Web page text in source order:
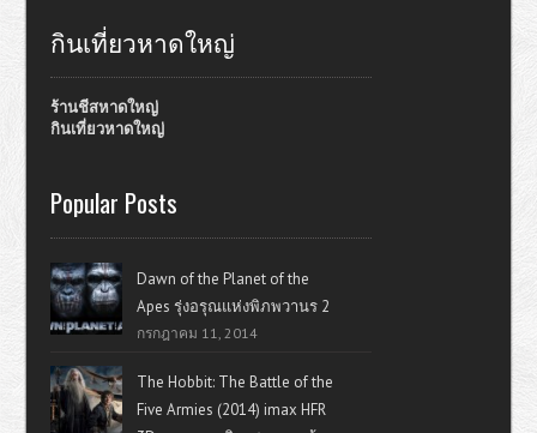
กินเที่ยวหาดใหญ่
ร้านชีสหาดใหญ่
กินเที่ยวหาดใหญ่
Popular Posts
Dawn of the Planet of the
Apes รุ่งอรุณแห่งพิภพวานร 2
กรกฎาคม 11, 2014
The Hobbit: The Battle of the
Five Armies (2014) imax HFR